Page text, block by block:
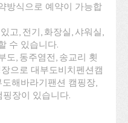
방식으로 예약이 가능합
고, 전기, 화장실, 샤워실,
수 있습니다.
도, 동주염전, 송교리 횟
으로 대부도비치펜션캠
해바라기팬션 캠핑장,
장이 있습니다.